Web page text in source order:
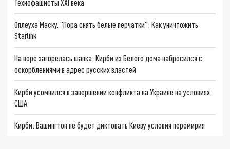
Технофашисты XXI века
Оплеуха Маску. "Пора снять белые перчатки": Как уничтожить
Starlink
На воре загорелась шапка: Кирби из Белого дома набросился с
оскорблениями в адрес русских властей
Кирби усомнился в завершении конфликта на Украине на условиях
США
Кирби: Вашингтон не будет диктовать Киеву условия перемирия